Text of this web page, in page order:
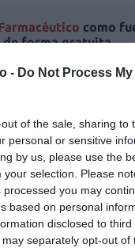
- Do Not Process My
of the sale, sharing to
personal or sensitive
by us, please use the
your selection. Please
you may
based on personal
disclosed to
separately opt-out of
como
de forma gratuita
Energy energía